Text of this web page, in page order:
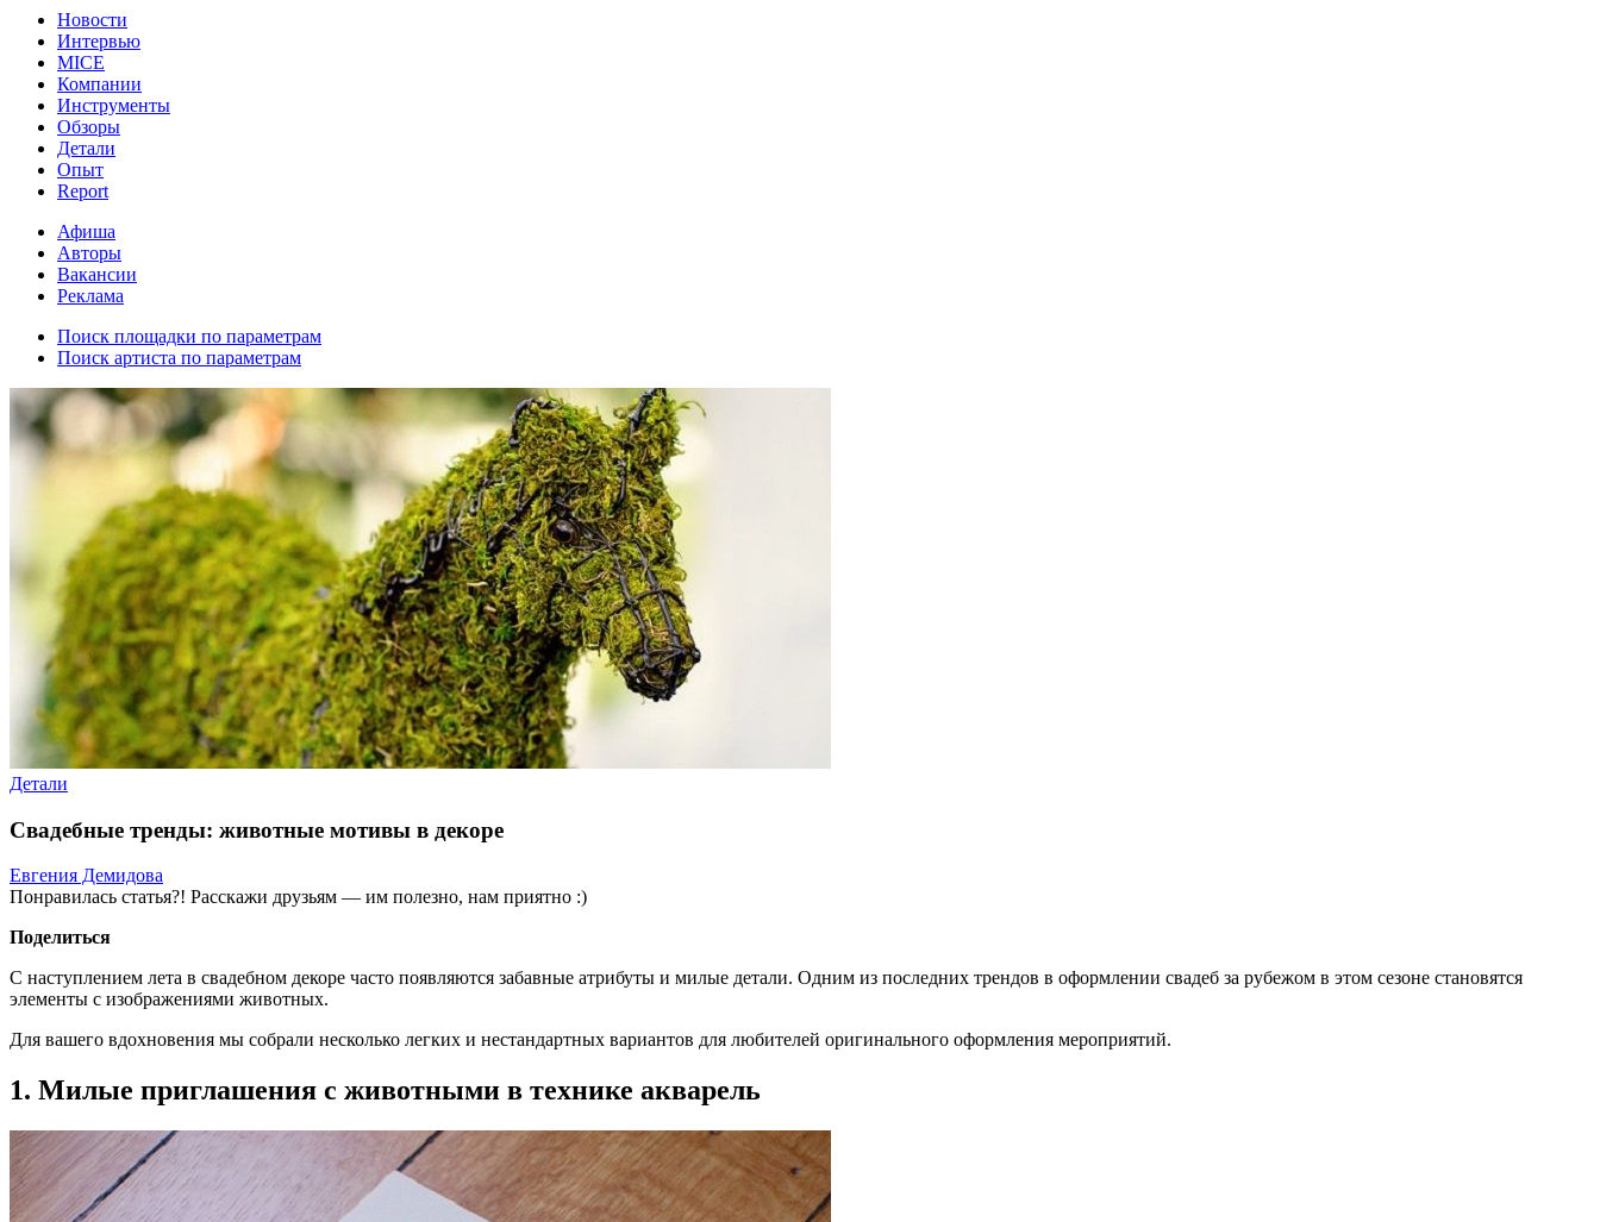
Новости
Интервью
MICE
Компании
Инструменты
Обзоры
Детали
Опыт
Report
Афиша
Авторы
Вакансии
Реклама
Поиск площадки по параметрам
Поиск артиста по параметрам
Детали
Свадебные тренды: животные мотивы в декоре
Евгения Демидова
Понравилась статья?! Расскажи друзьям — им полезно, нам приятно :)
Поделиться
С наступлением лета в свадебном декоре часто появляются забавные атрибуты и милые детали. Одним из последних трендов в оформлении свадеб за рубежом в этом сезоне становятся
элементы с изображениями животных.
Для вашего вдохновения мы собрали несколько легких и нестандартных вариантов для любителей оригинального оформления мероприятий.
1. Милые приглашения с животными в технике акварель